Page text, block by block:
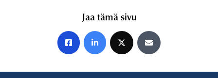
Jaa tämä sivu
Jaa Facebookissa
Jaa LinkedInissä
Jaa X:ssäJaa sähköpostitse